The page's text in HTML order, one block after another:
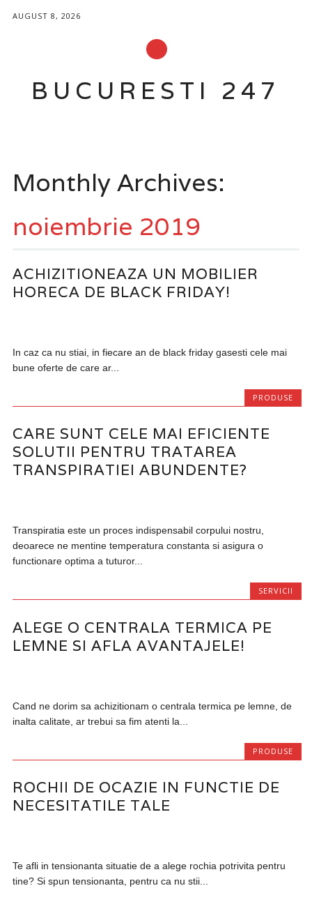
AUGUST 8, 2026
BUCURESTI 247
content
Monthly Archives:
noiembrie 2019
ACHIZITIONEAZA UN MOBILIER
HORECA DE BLACK FRIDAY!
In caz ca nu stiai, in fiecare an de black friday gasesti cele mai
bune oferte de care ar...
PRODUSE
CARE SUNT CELE MAI EFICIENTE
SOLUTII PENTRU TRATAREA
TRANSPIRATIEI ABUNDENTE?
Transpiratia este un proces indispensabil corpului nostru,
deoarece ne mentine temperatura constanta si asigura o
functionare optima a tuturor...
SERVICII
ALEGE O CENTRALA TERMICA PE
LEMNE SI AFLA AVANTAJELE!
Cand ne dorim sa achizitionam o centrala termica pe lemne, de
inalta calitate, ar trebui sa fim atenti la...
PRODUSE
ROCHII DE OCAZIE IN FUNCTIE DE
NECESITATILE TALE
Te afli in tensionanta situatie de a alege rochia potrivita pentru
tine? Si spun tensionanta, pentru ca nu stii...